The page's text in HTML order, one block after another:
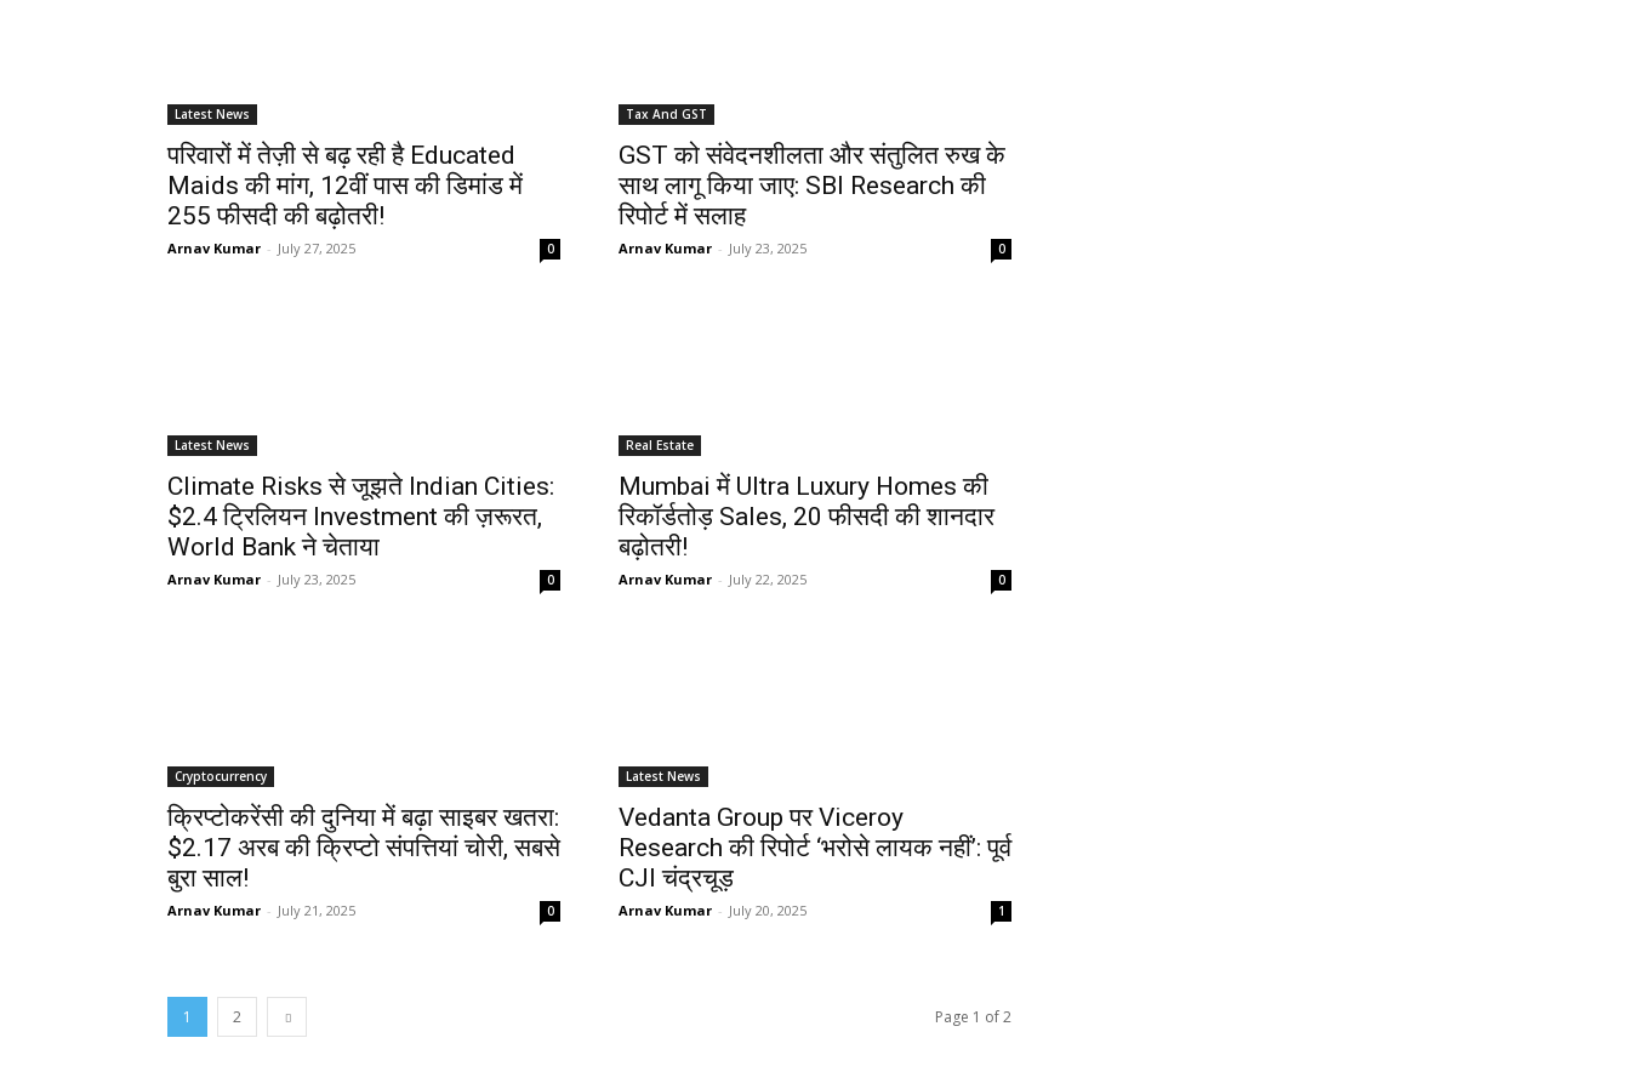
Latest News
परिवारों में तेज़ी से बढ़ रही है Educated
Maids की मांग, 12वीं पास की डिमांड में
255 फीसदी की बढ़ोतरी!
Arnav Kumar - July 27, 2025 0
Tax And GST
GST को संवेदनशीलता और संतुलित रुख के
साथ लागू किया जाए: SBI Research की
रिपोर्ट में सलाह
Arnav Kumar - July 23, 2025 0
Latest News
Climate Risks से जूझते Indian Cities:
$2.4 ट्रिलियन Investment की ज़रूरत,
World Bank ने चेताया
Arnav Kumar - July 23, 2025 0
Real Estate
Mumbai में Ultra Luxury Homes की
रिकॉर्डतोड़ Sales, 20 फीसदी की शानदार
बढ़ोतरी!
Arnav Kumar - July 22, 2025 0
Cryptocurrency
क्रिप्टोकरेंसी की दुनिया में बढ़ा साइबर खतरा:
$2.17 अरब की क्रिप्टो संपत्तियां चोरी, सबसे
बुरा साल!
Arnav Kumar - July 21, 2025 0
Latest News
Vedanta Group पर Viceroy
Research की रिपोर्ट ‘भरोसे लायक नहीं’: पूर्व
CJI चंद्रचूड़
Arnav Kumar - July 20, 2025 1
1 2 Page 1 of 2